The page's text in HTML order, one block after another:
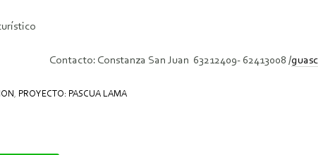
Contacto: Constanza San Juan 63212409- 62413008 /
, PROYECTO: PASCUA LAMA